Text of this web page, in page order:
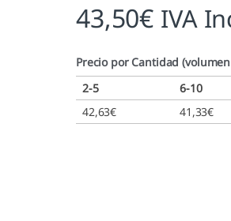
43,50€ IVA
Precio por Cantidad
2-5
6-10
42,63€ 41,33€